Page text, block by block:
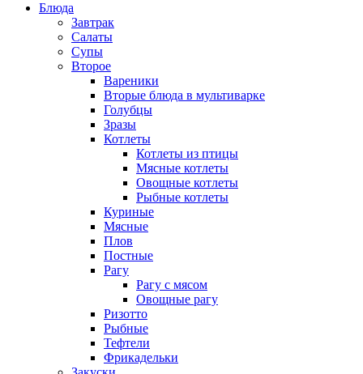
Блюда
Завтрак
Салаты
Супы
Второе
Вареники
Вторые блюда в мультиварке
Голубцы
Зразы
Котлеты
Котлеты из птицы
Мясные котлеты
Овощные котлеты
Рыбные котлеты
Куриные
Мясные
Плов
Постные
Рагу
Рагу с мясом
Овощные рагу
Ризотто
Рыбные
Тефтели
Фрикадельки